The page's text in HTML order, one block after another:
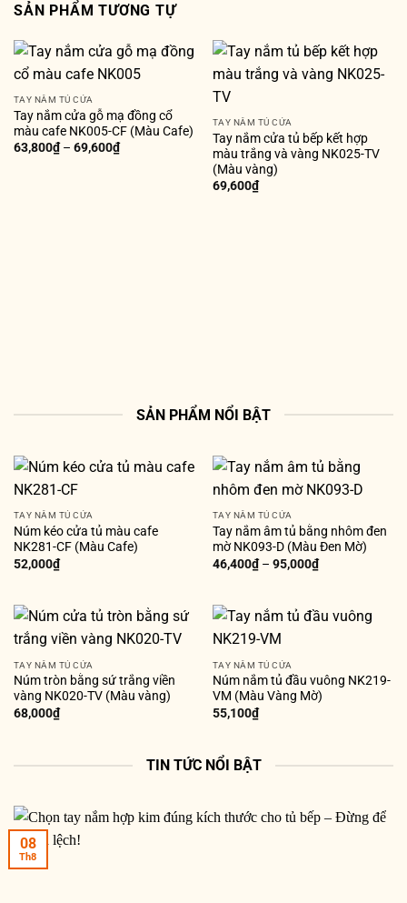
SẢN PHẨM TƯƠNG TỰ
TAY NẮM TỦ CỬA
Tay nắm cửa gỗ mạ đồng cổ
màu cafe NK005-CF (Màu Cafe)
63,800₫– 69,600₫
TAY NẮM TỦ CỬA
Tay nắm cửa tủ bếp kết hợp
màu trắng và vàng NK025-TV
(Màu vàng)
69,600₫
SẢN PHẨM NỔI BẬT
TAY NẮM TỦ CỬA
Núm kéo cửa tủ màu cafe
NK281-CF (Màu Cafe)
52,000₫
TAY NẮM TỦ CỬA
Tay nắm âm tủ bằng nhôm đen
mờ NK093-D (Màu Đen Mờ)
46,400₫– 95,000₫
TAY NẮM TỦ CỬA
Núm tròn bằng sứ trắng viền
vàng NK020-TV (Màu vàng)
68,000₫
TAY NẮM TỦ CỬA
Núm nắm tủ đầu vuông NK219-
VM (Màu Vàng Mờ)
55,100₫
TIN TỨC NỔI BẬT
08
Th8